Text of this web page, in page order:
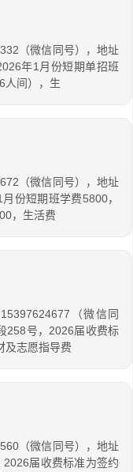
（微信同号），地址
年1月份短期单招班
人间），生
（微信同号），地址
份短期班学费5800，
，生活费
（微信同
258号，2026届收费标
及志愿指导费
（微信同号），地址
届收费标准为签约